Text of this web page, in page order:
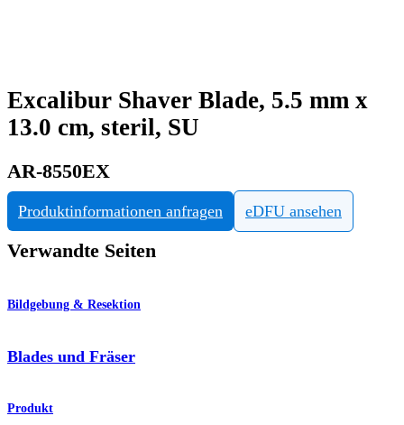
Excalibur Shaver Blade, 5.5 mm x
13.0 cm, steril, SU
AR-8550EX
Produktinformationen anfragen eDFU ansehen
Verwandte Seiten
Bildgebung & Resektion
Blades und Fräser
Produkt